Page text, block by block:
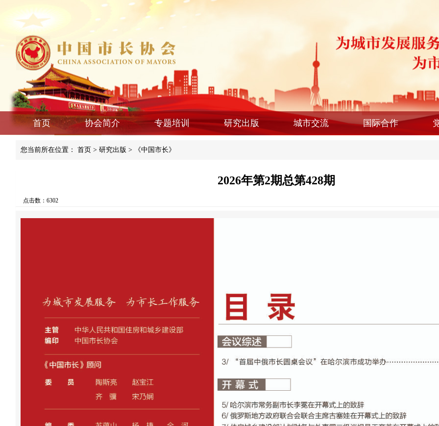
首页 协会简介 专题培训 研究出版 城市交流 国际合作
您当前所在位置： 首页 > 研究出版 > 《中国市长》
2026年第2期总第428期
点击数：6302